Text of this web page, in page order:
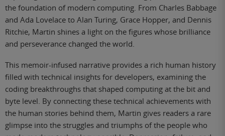
the foundation of modern computing. From Charles Babbage
and Ada Lovelace to Alan Turing, Grace Hopper, and Dennis
Ritchie, Martin shines a light on the figures whose brilliance
and perseverance changed the world.
This memoir-infused narrative provides a rich human history
filled with technical insights for developers, examining the
coding breakthroughs that shaped computing at the bit and
byte level. By connecting these technical achievements with
the human stories behind them, Martin gives readers a rare
glimpse into the struggles and triumphs of the people who